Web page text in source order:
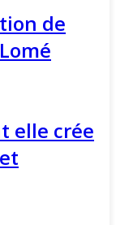
de
elle crée